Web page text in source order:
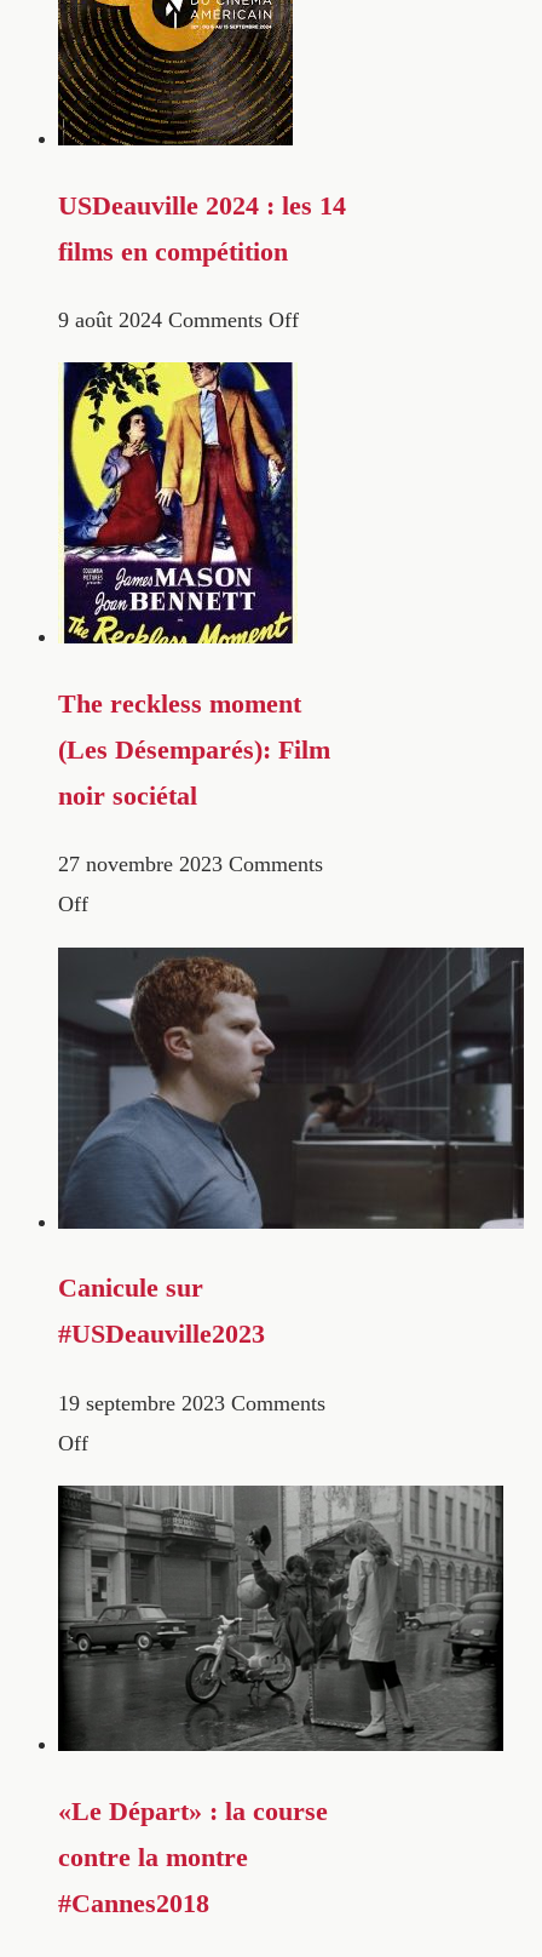
USDeauville 2024 : les 14
films en compétition
9 août 2024 Comments Off
The reckless moment
(Les Désemparés): Film
noir sociétal
27 novembre 2023 Comments
Off
Canicule sur
#USDeauville2023
19 septembre 2023 Comments
Off
«Le Départ» : la course
contre la montre
#Cannes2018